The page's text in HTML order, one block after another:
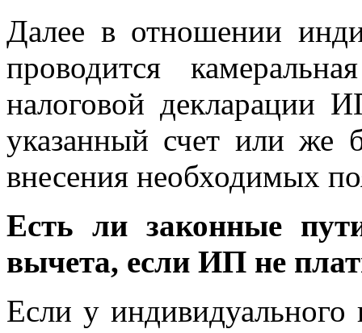
Далее в отношении
проводится
налоговой декларации
указанный счет или же
внесения необходимых
Есть ли законные
вычета, если ИП не
Если у индивидуального